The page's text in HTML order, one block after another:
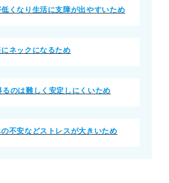
くなり生活に支障が出やすいため
ネックになるため
のは難しく安定しにくいため
不安などストレスが大きいため